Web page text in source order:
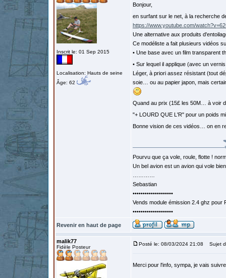
Inscrit le: 01 Sep 2015
Localisation: Hauts de seine
Âge: 62
Bonjour,
en surfant sur le net, à la recherche
https://www.youtube.com/
Une alternative aux produits
Ce modéliste a fait plusieurs vidéos
• Une base avec un film transparent
• Sur lequel il applique (avec un
Léger, à priori assez résistant (tout
soie… ou au papier japon, mais
Quand au prix (15£ les 50M… à voir
"+ LOURD QUE L'R" pour un poids
Bonne vision de ces vidéos… on en
Pourvu que ça vole, roule, flotte !
Un bel avion est un avion qui vole
Sebastian
••••••••••••••••••••
Vends module émission 2.4 ghz
••••••••••••••••••••
Revenir en haut de page
malik77
Fidèle Posteur
Posté le: 08/03/2024 21:08 Sujet
Merci pour l'info, sympa, je vais